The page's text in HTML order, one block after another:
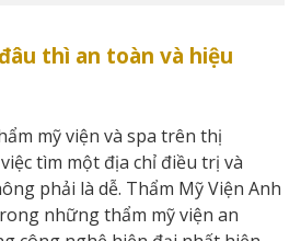
thì an toàn và hiệu
mỹ viện và spa trên thị
tìm một địa chỉ điều trị và
phải là dễ. Thẩm Mỹ Viện Anh
những thẩm mỹ viện an